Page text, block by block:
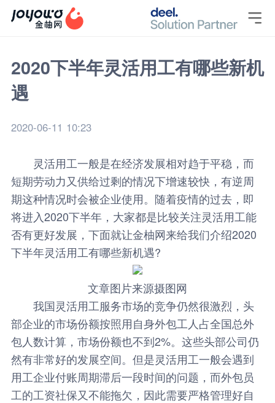

2020下半年灵活用工有哪些新机
遇
2020-06-11 10:23
灵活用工一般是在经济发展相对趋于平稳，而
短期劳动力又供给过剩的情况下增速较快，有逆周
期这种情况时会被企业使用。随着疫情的过去，即
将进入2020下半年，大家都是比较关注灵活用工能
否有更好发展，下面就让金柚网来给我们介绍2020
下半年灵活用工有哪些新机遇?
文章图片来源摄图网
我国灵活用工服务市场的竞争仍然很激烈，头
部企业的市场份额按照用自身外包工人占全国总外
包人数计算，市场份额也不到2%。这些头部公司仍
然有非常好的发展空间。但是灵活用工一般会遇到
用工企业付账周期滞后一段时间的问题，而外包员
工的工资社保又不能拖欠，因此需要严格管理好自